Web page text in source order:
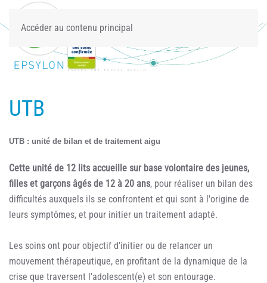
Accéder au contenu principal
UTB
UTB : unité de bilan et de traitement aigu
Cette unité de 12 lits accueille sur base volontaire des jeunes,
filles et garçons âgés de 12 à 20 ans, pour réaliser un bilan des
difficultés auxquels ils se confrontent et qui sont à l'origine de
leurs symptômes, et pour initier un traitement adapté.
Les soins ont pour objectif d'initier ou de relancer un
mouvement thérapeutique, en profitant de la dynamique de la
crise que traversent l'adolescent(e) et son entourage.